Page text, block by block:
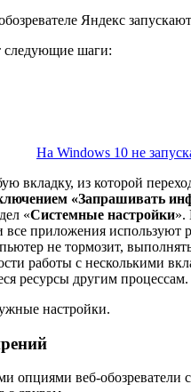
Яндекс
следующие шаги:
На Windows 10 не
вкладку, из которой
«Запрашивать
«Системные настройки».
все приложения используют
не тормозит,
работы с несколькими
ресурсы другим процессам.
настройки.
опциями веб-